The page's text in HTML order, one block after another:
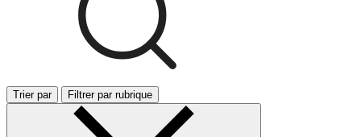
Trier par Filtrer par rubrique